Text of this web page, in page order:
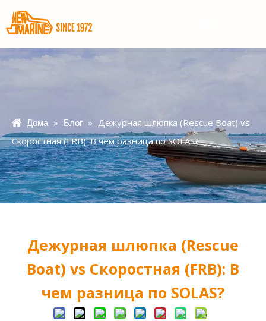
Дома » Блог » Дежурная шлюпка (Rescue Boat) vs
Скоростная (FRB): В чем разница по SOLAS?
Дежурная шлюпка (Rescue
Boat) vs Скоростная (FRB): В
чем разница по SOLAS?